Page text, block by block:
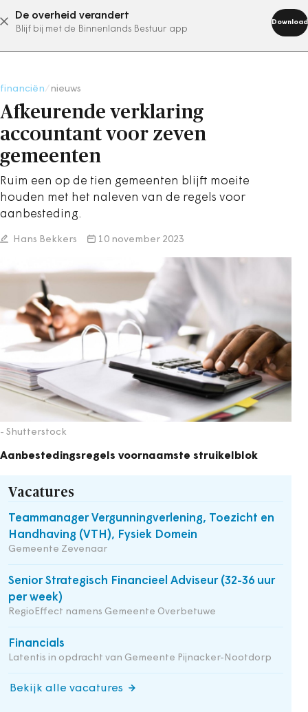
De overheid verandert
Blijf bij met de Binnenlands Bestuur app
Download
abonneer nu
financiën nieuws
Afkeurende verklaring
accountant voor zeven
gemeenten
Ruim een op de tien gemeenten blijft moeite
houden met het naleven van de regels voor
aanbesteding.
Hans Bekkers 10 november 2023
- Shutterstock
Aanbestedingsregels voornaamste struikelblok
Vacatures
Teammanager Vergunningverlening, Toezicht en
Handhaving (VTH), Fysiek Domein
Gemeente Zevenaar
Senior Strategisch Financieel Adviseur (32-36 uur
per week)
RegioEffect namens Gemeente Overbetuwe
Financials
Latentis in opdracht van Gemeente Pijnacker-Nootdorp
Bekijk alle vacatures